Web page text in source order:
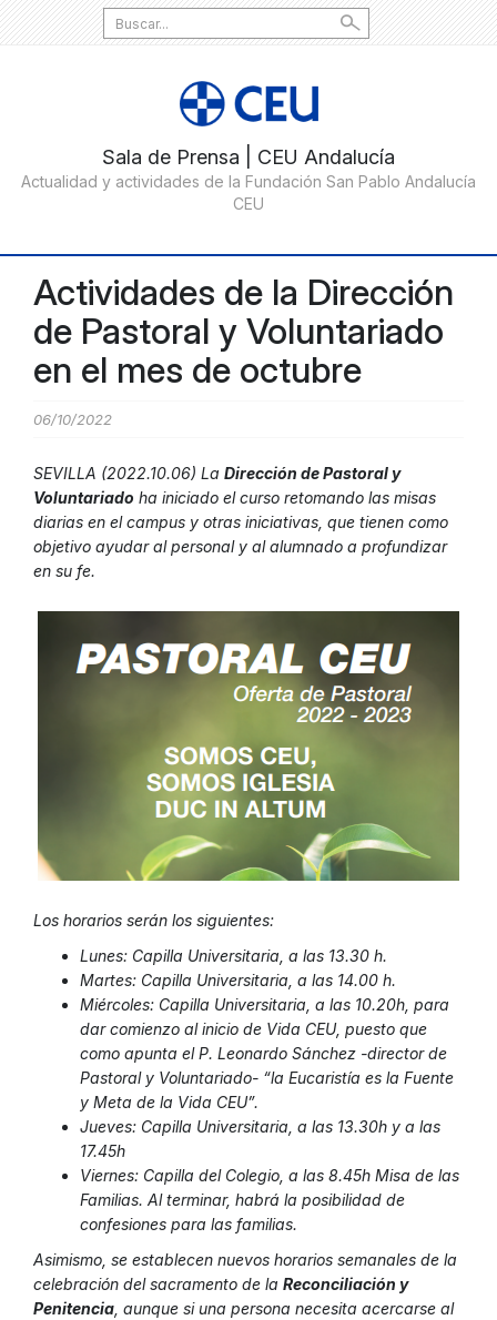
Search
for:
Actividades de la Dirección
de Pastoral y Voluntariado
en el mes de octubre
06/10/2022
SEVILLA (2022.10.06) La Dirección de Pastoral y
Voluntariado ha iniciado el curso retomando las misas
diarias en el campus y otras iniciativas, que tienen como
objetivo ayudar al personal y al alumnado a profundizar
en su fe.
Los horarios serán los siguientes:
Lunes: Capilla Universitaria, a las 13.30 h.
Martes: Capilla Universitaria, a las 14.00 h.
Miércoles: Capilla Universitaria, a las 10.20h, para
dar comienzo al inicio de Vida CEU, puesto que
como apunta el P. Leonardo Sánchez -director de
Pastoral y Voluntariado- “la Eucaristía es la Fuente
y Meta de la Vida CEU”.
Jueves: Capilla Universitaria, a las 13.30h y a las
17.45h
Viernes: Capilla del Colegio, a las 8.45h Misa de las
Familias. Al terminar, habrá la posibilidad de
confesiones para las familias.
Asimismo, se establecen nuevos horarios semanales de la
celebración del sacramento de la Reconciliación y
Penitencia , aunque si una persona necesita acercarse al